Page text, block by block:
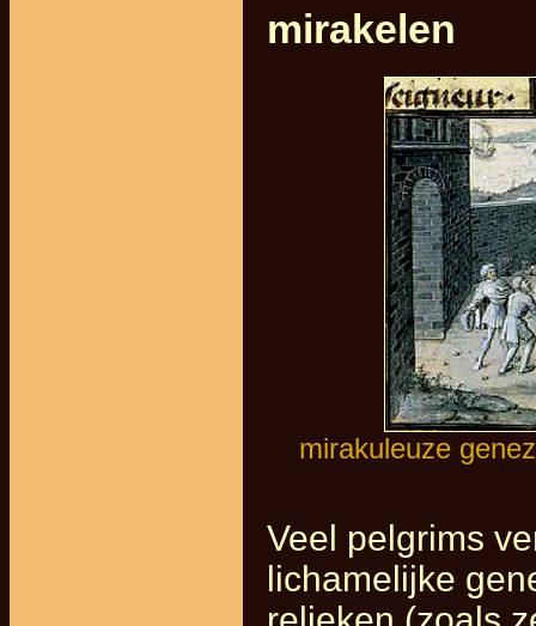
mirakelen
mirakuleuze
Veel pelgrims
lichamelijke